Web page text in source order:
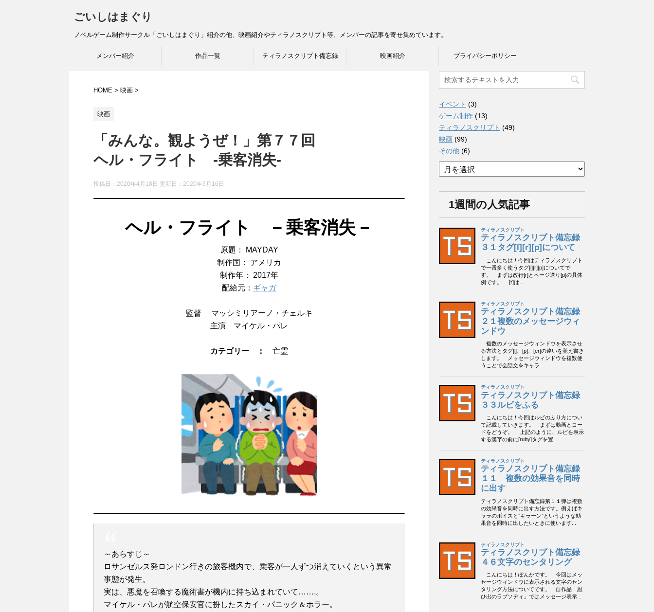
ごいしはまぐり
ノベルゲーム制作サークル「ごいしはまぐり」紹介の他、映画紹介やティラノスクリプト等、メンバーの記事を寄せ集めています。
メンバー紹介 作品一覧 ティラノスクリプト備忘録 映画紹介 プライバシーポリシー
HOME > 映画 >
映画
「みんな。観ようぜ！」第７７回
ヘル・フライト -乗客消失-
投稿日：2020年4月18日 更新日： 2020年5月16日
ヘル・フライト －乗客消失－
原題： MAYDAY
制作国： アメリカ
制作年： 2017年
配給元： ギャガ
監督 マッシミリアーノ・チェルキ
主演 マイケル・パレ
カテゴリー ： 亡霊
～あらすじ～
ロサンゼルス発ロンドン行きの旅客機内で、乗客が一人ずつ消えていくという異常
事態が発生。
実は、悪魔を召喚する魔術書が機内に持ち込まれていて…….。
マイケル・パレが航空保安官に扮したスカイ・パニック＆ホラー。
イベント (3)
ゲーム制作 (13)
ティラノスクリプト (49)
映画 (99)
その他 (6)
ア
ー
1週間の人気記事